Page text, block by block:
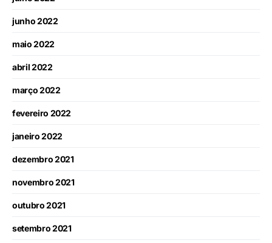
junho 2022
maio 2022
abril 2022
março 2022
fevereiro 2022
janeiro 2022
dezembro 2021
novembro 2021
outubro 2021
setembro 2021